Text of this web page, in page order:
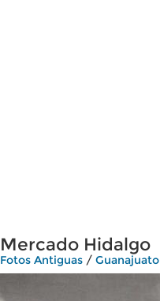
Mercado Hidalgo
Fotos Antiguas / Guanajuato